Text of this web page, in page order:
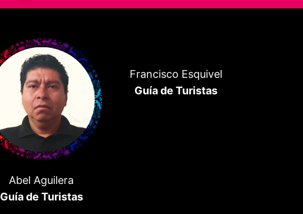
Abel Aguilera
Guía de Turistas
Francisco Esquivel
Guía de Turistas